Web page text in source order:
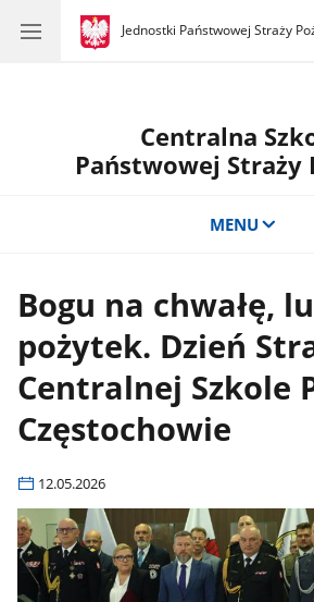
gov.pl
Jednostki Państwowej Straży
gov.pl
Jednostki
Centralna
Państwowej Straży
MENU
Bogu na chwałę,
pożytek. Dzień
Centralnej Szkole
Częstochowie
12.05.2026